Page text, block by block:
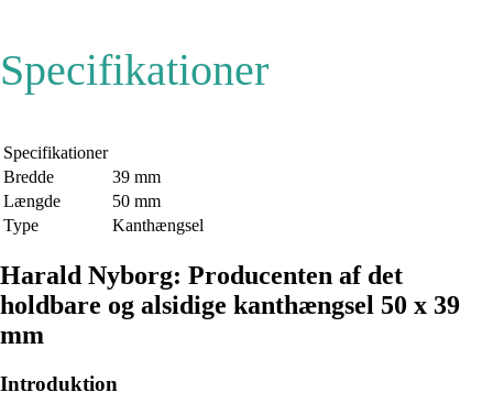
Specifikationer
Specifikationer
Bredde
39 mm
Længde
50 mm
Type
Kanthængsel
Harald Nyborg: Producenten af det
holdbare og alsidige kanthængsel 50 x 39
mm
Introduktion